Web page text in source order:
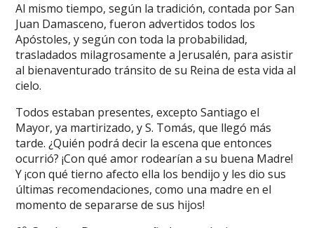
Al mismo tiempo, según la tradición, contada por San
Juan Damasceno, fueron advertidos todos los
Apóstoles, y según con toda la probabilidad,
trasladados milagrosamente a Jerusalén, para asistir
al bienaventurado tránsito de su Reina de esta vida al
cielo.
Todos estaban presentes, excepto Santiago el
Mayor, ya martirizado, y S. Tomás, que llegó más
tarde. ¿Quién podrá decir la escena que entonces
ocurrió? ¡Con qué amor rodearían a su buena Madre!
Y ¡con qué tierno afecto ella los bendijo y les dio sus
últimas recomendaciones, como una madre en el
momento de separarse de sus hijos!